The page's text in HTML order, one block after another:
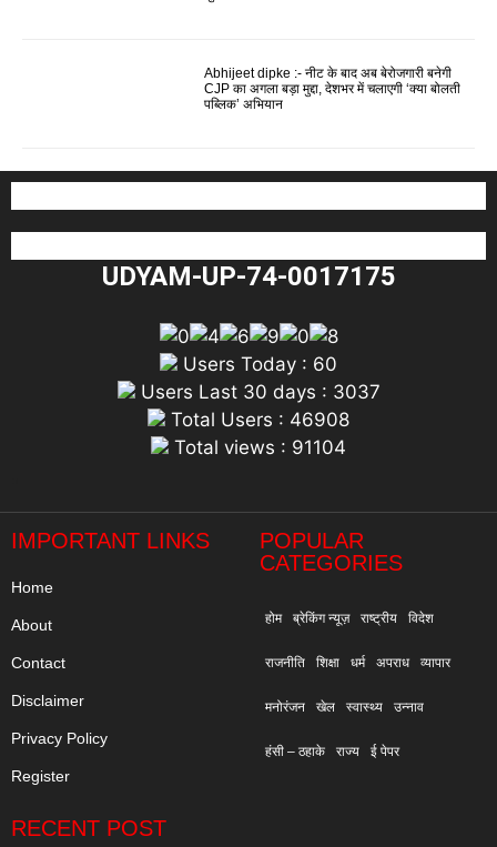
Abhijeet dipke :- नीट के बाद अब बेरोजगारी बनेगी
CJP का अगला बड़ा मुद्दा, देशभर में चलाएगी ‘क्या बोलती
पब्लिक’ अभियान
UDYAM-UP-74-0017175
Users Today : 60
Users Last 30 days : 3037
Total Users : 46908
Total views : 91104
IMPORTANT LINKS
Home
About
Contact
Disclaimer
Privacy Policy
Register
POPULAR
CATEGORIES
होम ब्रेकिंग न्यूज़ राष्ट्रीय विदेश
राजनीति शिक्षा धर्म अपराध व्यापार
मनोरंजन खेल स्वास्थ्य उन्नाव
हंसी – ठहाके राज्य ई पेपर
RECENT POST